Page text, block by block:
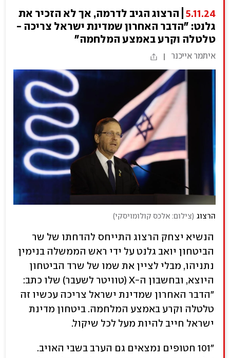
5.11.24
הרצוג הגיב לדרמה, אך לא הזכיר את
גלנט: "הדבר האחרון שמדינת ישראל צריכה -
טלטלה וקרע באמצע המלחמה"
איתמר אייכנר
הרצוג (צילום: אלכס קולומויסקי)
הנשיא יצחק הרצוג התייחס להדחתו של שר
הביטחון יואב גלנט על ידי ראש הממשלה בנימין
נתניהו, מבלי לציין את שמו של שרד הביטחון
היוצא, ובחשבון ה-X (טוויטר לשעבר) שלו כתב:
"הדבר האחרון שמדינת ישראל צריכה עכשיו זה
טלטלה וקרע באמצע המלחמה. ביטחון מדינת
ישראל חייב להיות מעל לכל שיקול.
"101 חטופים נמצאים גם הערב בשבי האויב.